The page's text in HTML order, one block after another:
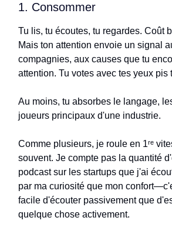
1. Consommer
Tu lis, tu écoutes, tu regardes. Coût
Mais ton attention envoie un signal
compagnies, aux causes que tu
attention. Tu votes avec tes yeux pis
Au moins, tu absorbes le langage,
joueurs principaux d'une industrie.
Comme plusieurs, je roule en 1ʳᵉ
souvent. Je compte pas la quantité
podcast sur les startups que j'ai
par ma curiosité que mon
facile d'écouter passivement que
quelque chose activement.